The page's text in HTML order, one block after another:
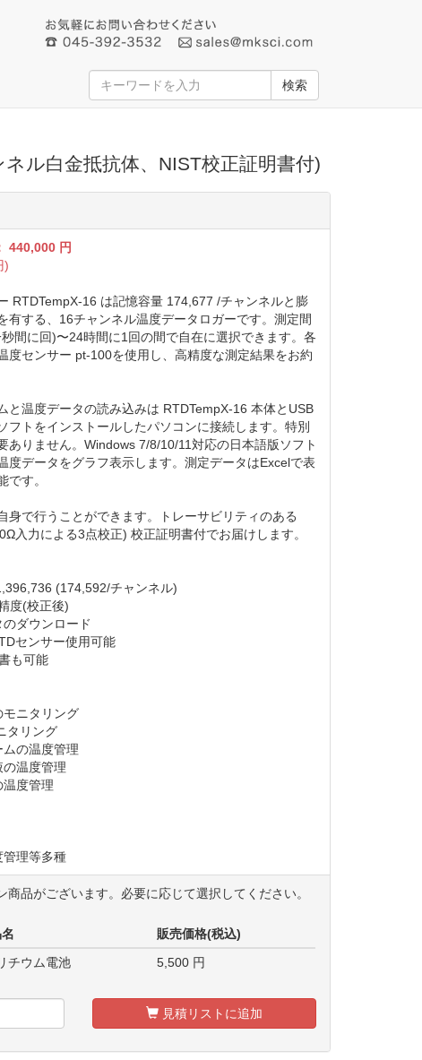
検索
ル白金抵抗体、NIST校正証明書付)
440,000 円
)
RTDTempX-16 は記憶容量 174,677 /チャンネルと膨
有する、16チャンネル温度データロガーです。測定間
間に回)〜24時間に1回の間で自在に選択できます。各
度センサー pt-100を使用し、高精度な測定結果をお約
と温度データの読み込みは RTDTempX-16 本体とUSB
フトをインストールしたパソコンに接続します。特別
ありません。Windows 7/8/10/11対応の日本語版ソフト
度データをグラフ表示します。測定データはExcelで表
です。
身で行うことができます。トレーサビリティのある
入力による3点校正) 校正証明書付でお届けします。
(174,592/チャンネル)
度(校正後)
ダウンロード
センサー使用可能
も可能
ニタリング
タリング
の温度管理
温度管理
度管理
理等多種
商品がございます。必要に応じて選択してください。
販売価格(税込)
チウム電池
5,500 円
見積リストに追加